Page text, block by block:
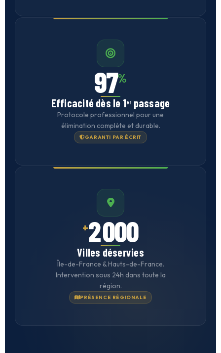
97%
Efficacité dès le 1er passage
Protocole professionnel pour une
élimination complète et durable.
GARANTI PAR ÉCRIT
+2 000
Villes déservies
Île-de-France & Hauts-de-France.
Intervention sous 24h dans toute la
région.
PRÉSENCE RÉGIONALE